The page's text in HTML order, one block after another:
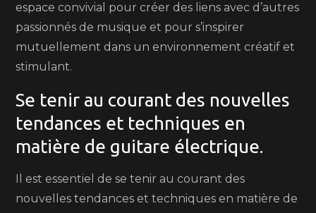
espace convivial pour créer des liens avec d’autres
passionnés de musique et pour s’inspirer
mutuellement dans un environnement créatif et
stimulant.
Se tenir au courant des nouvelles
tendances et techniques en
matière de guitare électrique.
Il est essentiel de se tenir au courant des
nouvelles tendances et techniques en matière de